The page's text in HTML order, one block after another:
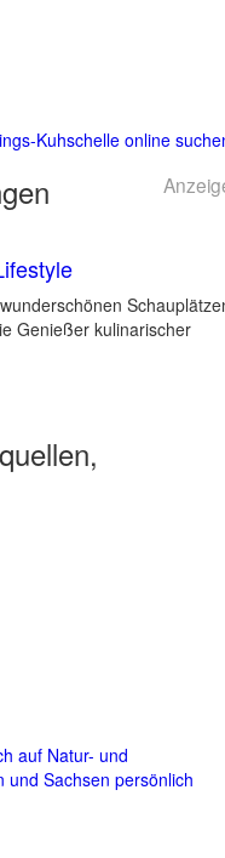
Kuhschelle online
Genießer kulinarischer
auf Natur- und
und Sachsen persönlich